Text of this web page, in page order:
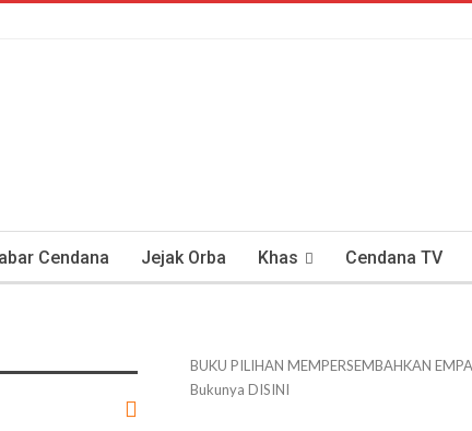
Cendana Jejak Orba Khas Cendana TV
BUKU PILIHAN MEMPERSEMBAHKAN
Bukunya DISINI